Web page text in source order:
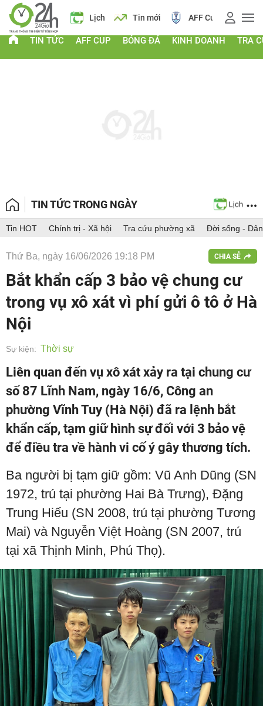
Giá vàng Lịch Tin mới AFF Cup Giá
TIN TỨC AFF CUP BÓNG ĐÁ KINH DOANH TRA
TIN TỨC TRONG NGÀY
Tin HOT Chính trị - Xã hội Tra cứu phường xã Đời sống -
Thứ Ba, ngày 16/06/2026 19:18 PM CHIA SẺ
Bắt khẩn cấp 3 bảo vệ chung cư
trong vụ xô xát vì phí gửi ô tô ở Hà
Nội
Sự kiện: Thời sự
Liên quan đến vụ xô xát xảy ra tại chung cư
số 87 Lĩnh Nam, ngày 16/6, Công an
phường Vĩnh Tuy (Hà Nội) đã ra lệnh bắt
khẩn cấp, tạm giữ hình sự đối với 3 bảo vệ
để điều tra về hành vi cố ý gây thương tích.
Ba người bị tạm giữ gồm: Vũ Anh Dũng (SN
1972, trú tại phường Hai Bà Trưng), Đặng
Trung Hiếu (SN 2008, trú tại phường Tương
Mai) và Nguyễn Việt Hoàng (SN 2007, trú
tại xã Thịnh Minh, Phú Thọ).